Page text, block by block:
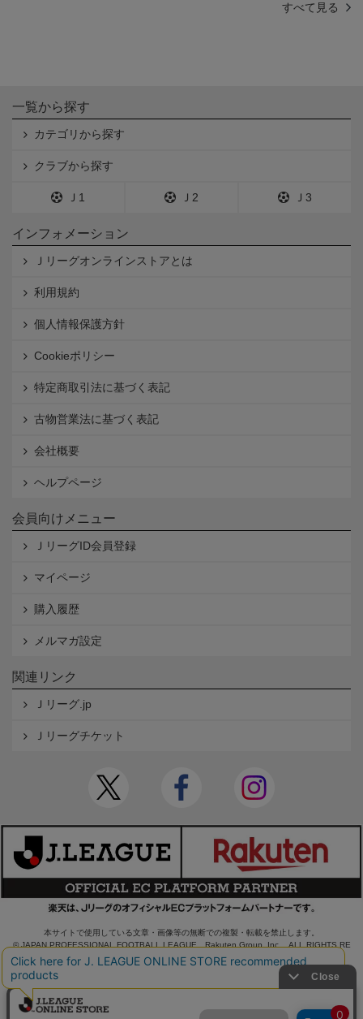
すべて見る
一覧から探す
カテゴリから探す
クラブから探す
Ｊ1 Ｊ2 Ｊ3
インフォメーション
Ｊリーグオンラインストアとは
利用規約
個人情報保護方針
Cookieポリシー
特定商取引法に基づく表記
古物営業法に基づく表記
会社概要
ヘルプページ
会員向けメニュー
ＪリーグID会員登録
マイページ
購入履歴
メルマガ設定
関連リンク
Ｊリーグ.jp
Ｊリーグチケット
本サイトで使用している文章・画像等の無断での複製・転載を禁止します。
© JAPAN PROFESSIONAL FOOTBALL LEAGUE Rakuten Group, Inc. ALL RIGHTS RE
SERVED.